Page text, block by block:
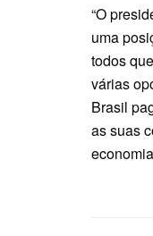
“O
uma
todos
várias
Brasil
as suas